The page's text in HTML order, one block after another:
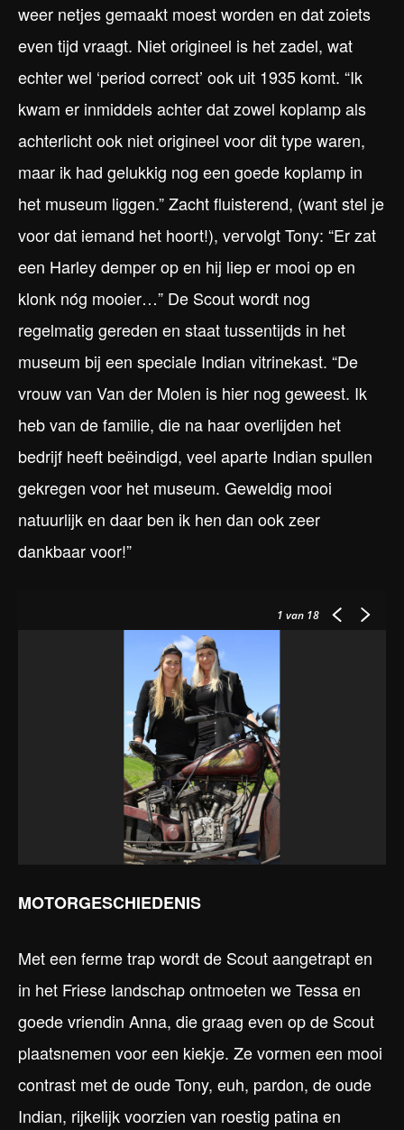
weer netjes gemaakt moest worden en dat zoiets
even tijd vraagt. Niet origineel is het zadel, wat
echter wel ‘period correct’ ook uit 1935 komt. “Ik
kwam er inmiddels achter dat zowel koplamp als
achterlicht ook niet origineel voor dit type waren,
maar ik had gelukkig nog een goede koplamp in
het museum liggen.” Zacht fluisterend, (want stel je
voor dat iemand het hoort!), vervolgt Tony: “Er zat
een Harley demper op en hij liep er mooi op en
klonk nóg mooier…” De Scout wordt nog
regelmatig gereden en staat tussentijds in het
museum bij een speciale Indian vitrinekast. “De
vrouw van Van der Molen is hier nog geweest. Ik
heb van de familie, die na haar overlijden het
bedrijf heeft beëindigd, veel aparte Indian spullen
gekregen voor het museum. Geweldig mooi
natuurlijk en daar ben ik hen dan ook zeer
dankbaar voor!”
1 van 18
MOTORGESCHIEDENIS
Met een ferme trap wordt de Scout aangetrapt en
in het Friese landschap ontmoeten we Tessa en
goede vriendin Anna, die graag even op de Scout
plaatsnemen voor een kiekje. Ze vormen een mooi
contrast met de oude Tony, euh, pardon, de oude
Indian, rijkelijk voorzien van roestig patina en